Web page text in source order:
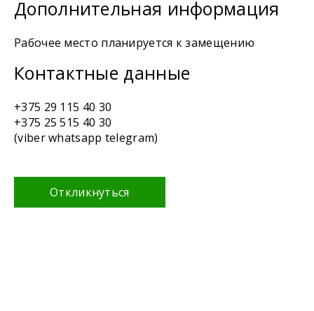
Дополнительная информация
Рабочее место планируется к замещению
Контактные данные
+375 29 115 40 30
+375 25 515 40 30
(viber whatsapp telegram)
Откликнуться